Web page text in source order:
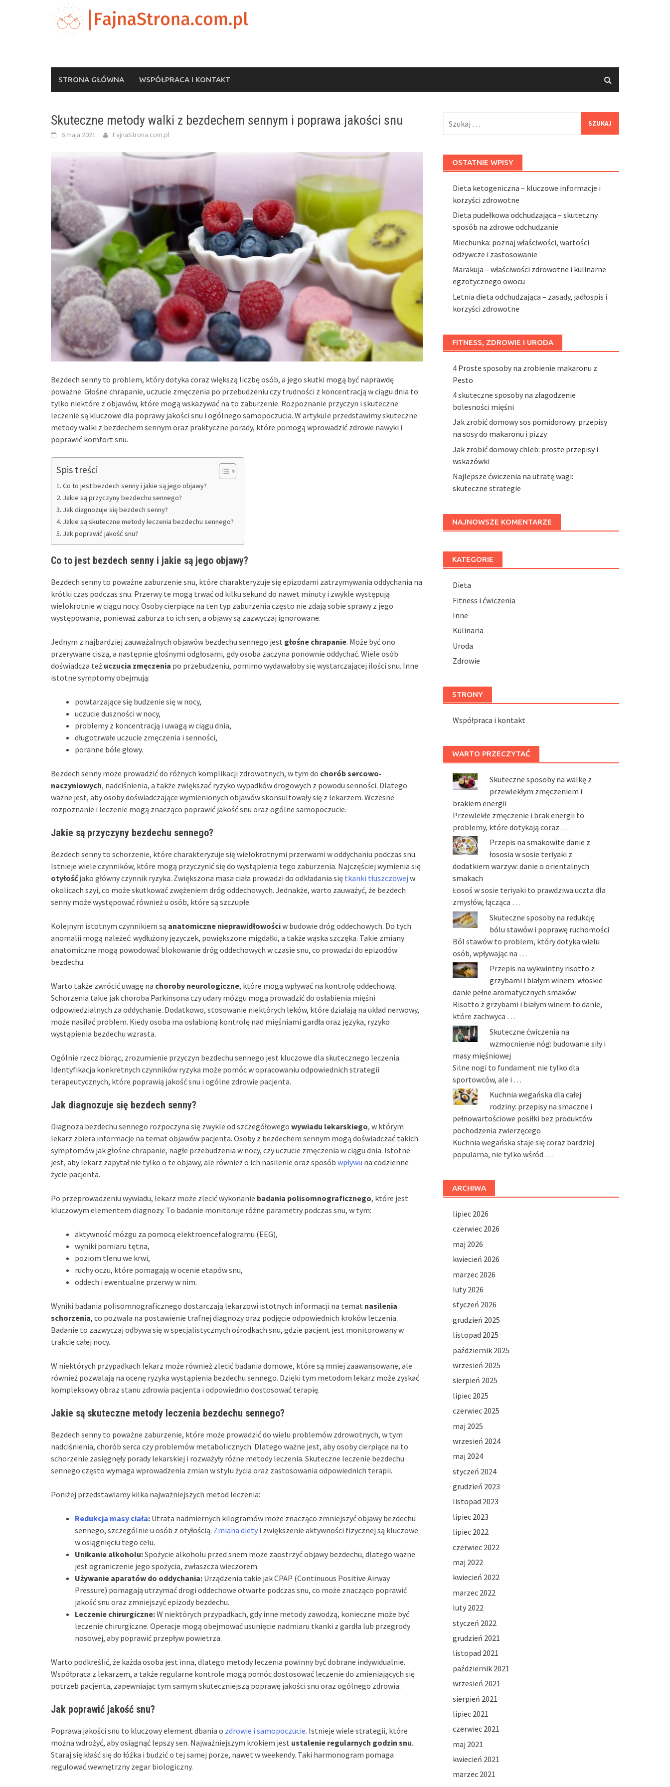
STRONA GŁÓWNA WSPÓŁPRACA I KONTAKT
Skuteczne metody walki z bezdechem sennym i poprawa jakości snu
6 maja 2021 FajnaStrona.com.pl
Bezdech senny to problem, który dotyka coraz większą liczbę osób, a jego skutki mogą być naprawdę
poważne. Głośne chrapanie, uczucie zmęczenia po przebudzeniu czy trudności z koncentracją w ciągu dnia to
tylko niektóre z objawów, które mogą wskazywać na to zaburzenie. Rozpoznanie przyczyn i skuteczne
leczenie są kluczowe dla poprawy jakości snu i ogólnego samopoczucia. W artykule przedstawimy skuteczne
metody walki z bezdechem sennym oraz praktyczne porady, które pomogą wprowadzić zdrowe nawyki i
poprawić komfort snu.
Spis treści
Co to jest bezdech senny i jakie są jego objawy?
Jakie są przyczyny bezdechu sennego?
Jak diagnozuje się bezdech senny?
Jakie są skuteczne metody leczenia bezdechu sennego?
Jak poprawić jakość snu?
Co to jest bezdech senny i jakie są jego objawy?
Bezdech senny to poważne zaburzenie snu, które charakteryzuje się epizodami zatrzymywania oddychania na
krótki czas podczas snu. Przerwy te mogą trwać od kilku sekund do nawet minuty i zwykle występują
wielokrotnie w ciągu nocy. Osoby cierpiące na ten typ zaburzenia często nie zdają sobie sprawy z jego
występowania, ponieważ zaburza to ich sen, a objawy są zazwyczaj ignorowane.
Jednym z najbardziej zauważalnych objawów bezdechu sennego jest głośne chrapanie. Może być ono
przerywane ciszą, a następnie głośnymi odgłosami, gdy osoba zaczyna ponownie oddychać. Wiele osób
doświadcza też uczucia zmęczenia po przebudzeniu, pomimo wydawałoby się wystarczającej ilości snu. Inne
istotne symptomy obejmują:
powtarzające się budzenie się w nocy,
uczucie duszności w nocy,
problemy z koncentracją i uwagą w ciągu dnia,
długotrwałe uczucie zmęczenia i senności,
poranne bóle głowy.
Bezdech senny może prowadzić do różnych komplikacji zdrowotnych, w tym do chorób sercowo-
naczyniowych, nadciśnienia, a także zwiększać ryzyko wypadków drogowych z powodu senności. Dlatego
ważne jest, aby osoby doświadczające wymienionych objawów skonsultowały się z lekarzem. Wczesne
rozpoznanie i leczenie mogą znacząco poprawić jakość snu oraz ogólne samopoczucie.
Jakie są przyczyny bezdechu sennego?
Bezdech senny to schorzenie, które charakteryzuje się wielokrotnymi przerwami w oddychaniu podczas snu.
Istnieje wiele czynników, które mogą przyczynić się do wystąpienia tego zaburzenia. Najczęściej wymienia się
otyłośćjako główny czynnik ryzyka. Zwiększona masa ciała prowadzi do odkładania się tkanki tłuszczowej w
okolicach szyi, co może skutkować zwężeniem dróg oddechowych. Jednakże, warto zauważyć, że bezdech
senny może występować również u osób, które są szczupłe.
Kolejnym istotnym czynnikiem są anatomiczne nieprawidłowościw budowie dróg oddechowych. Do tych
anomalii mogą należeć: wydłużony języczek, powiększone migdałki, a także wąska szczęka. Takie zmiany
anatomiczne mogą powodować blokowanie dróg oddechowych w czasie snu, co prowadzi do epizodów
bezdechu.
Warto także zwrócić uwagę na choroby neurologiczne, które mogą wpływać na kontrolę oddechową.
Schorzenia takie jak choroba Parkinsona czy udary mózgu mogą prowadzić do osłabienia mięśni
odpowiedzialnych za oddychanie. Dodatkowo, stosowanie niektórych leków, które działają na układ nerwowy,
może nasilać problem. Kiedy osoba ma osłabioną kontrolę nad mięśniami gardła oraz języka, ryzyko
wystąpienia bezdechu wzrasta.
Ogólnie rzecz biorąc, zrozumienie przyczyn bezdechu sennego jest kluczowe dla skutecznego leczenia.
Identyfikacja konkretnych czynników ryzyka może pomóc w opracowaniu odpowiednich strategii
terapeutycznych, które poprawią jakość snu i ogólne zdrowie pacjenta.
Jak diagnozuje się bezdech senny?
Diagnoza bezdechu sennego rozpoczyna się zwykle od szczegółowego wywiadu lekarskiego, w którym
lekarz zbiera informacje na temat objawów pacjenta. Osoby z bezdechem sennym mogą doświadczać takich
symptomów jak głośne chrapanie, nagłe przebudzenia w nocy, czy uczucie zmęczenia w ciągu dnia. Istotne
jest, aby lekarz zapytał nie tylko o te objawy, ale również o ich nasilenie oraz sposób wpływu na codzienne
życie pacjenta.
Po przeprowadzeniu wywiadu, lekarz może zlecić wykonanie badania polisomnograficznego, które jest
kluczowym elementem diagnozy. To badanie monitoruje różne parametry podczas snu, w tym:
aktywność mózgu za pomocą elektroencefalogramu (EEG),
wyniki pomiaru tętna,
poziom tlenu we krwi,
ruchy oczu, które pomagają w ocenie etapów snu,
oddech i ewentualne przerwy w nim.
Wyniki badania polisomnograficznego dostarczają lekarzowi istotnych informacji na temat nasilenia
schorzenia, co pozwala na postawienie trafnej diagnozy oraz podjęcie odpowiednich kroków leczenia.
Badanie to zazwyczaj odbywa się w specjalistycznych ośrodkach snu, gdzie pacjent jest monitorowany w
trakcie całej nocy.
W niektórych przypadkach lekarz może również zlecić badania domowe, które są mniej zaawansowane, ale
również pozwalają na ocenę ryzyka wystąpienia bezdechu sennego. Dzięki tym metodom lekarz może zyskać
kompleksowy obraz stanu zdrowia pacjenta i odpowiednio dostosować terapię.
Jakie są skuteczne metody leczenia bezdechu sennego?
Bezdech senny to poważne zaburzenie, które może prowadzić do wielu problemów zdrowotnych, w tym
nadciśnienia, chorób serca czy problemów metabolicznych. Dlatego ważne jest, aby osoby cierpiące na to
schorzenie zasięgnęły porady lekarskiej i rozważyły różne metody leczenia. Skuteczne leczenie bezdechu
sennego często wymaga wprowadzenia zmian w stylu życia oraz zastosowania odpowiednich terapii.
Poniżej przedstawiamy kilka najważniejszych metod leczenia:
Redukcja masy ciała: Utrata nadmiernych kilogramów może znacząco zmniejszyć objawy bezdechu
sennego, szczególnie u osób z otyłością. Zmiana diety i zwiększenie aktywności fizycznej są kluczowe
w osiągnięciu tego celu.
Unikanie alkoholu:Spożycie alkoholu przed snem może zaostrzyć objawy bezdechu, dlatego ważne
jest ograniczenie jego spożycia, zwłaszcza wieczorem.
Używanie aparatów do oddychania: Urządzenia takie jak CPAP (Continuous Positive Airway
Pressure) pomagają utrzymać drogi oddechowe otwarte podczas snu, co może znacząco poprawić
jakość snu oraz zmniejszyć epizody bezdechu.
Leczenie chirurgiczne:W niektórych przypadkach, gdy inne metody zawodzą, konieczne może być
leczenie chirurgiczne. Operacje mogą obejmować usunięcie nadmiaru tkanki z gardła lub przegrody
nosowej, aby poprawić przepływ powietrza.
Warto podkreślić, że każda osoba jest inna, dlatego metody leczenia powinny być dobrane indywidualnie.
Współpraca z lekarzem, a także regularne kontrole mogą pomóc dostosować leczenie do zmieniających się
potrzeb pacjenta, zapewniając tym samym skuteczniejszą poprawę jakości snu oraz ogólnego zdrowia.
Jak poprawić jakość snu?
Poprawa jakości snu to kluczowy element dbania o zdrowie i samopoczucie. Istnieje wiele strategii, które
można wdrożyć, aby osiągnąć lepszy sen. Najważniejszym krokiem jest ustalenie regularnych godzin snu.
Staraj się kłaść się do łóżka i budzić o tej samej porze, nawet w weekendy. Taki harmonogram pomaga
regulować wewnętrzny zegar biologiczny.
OSTATNIE WPISY
Dieta ketogeniczna – kluczowe informacje i
korzyści zdrowotne
Dieta pudełkowa odchudzająca – skuteczny
sposób na zdrowe odchudzanie
Miechunka: poznaj właściwości, wartości
odżywcze i zastosowanie
Marakuja – właściwości zdrowotne i kulinarne
egzotycznego owocu
Letnia dieta odchudzająca – zasady, jadłospis i
korzyści zdrowotne
FITNESS, ZDROWIE I URODA
4 Proste sposoby na zrobienie makaronu z
Pesto
4 skuteczne sposoby na złagodzenie
bolesności mięśni
Jak zrobić domowy sos pomidorowy: przepisy
na sosy do makaronu i pizzy
Jak zrobić domowy chleb: proste przepisy i
wskazówki
Najlepsze ćwiczenia na utratę wagi:
skuteczne strategie
NAJNOWSZE KOMENTARZE
KATEGORIE
Dieta
Fitness i ćwiczenia
Inne
Kulinaria
Uroda
Zdrowie
STRONY
Współpraca i kontakt
WARTO PRZECZYTAĆ
Skuteczne sposoby na walkę z
przewlekłym zmęczeniem i
brakiem energii
Przewlekłe zmęczenie i brak energii to
problemy, które dotykają coraz …
Przepis na smakowite danie z
łososia w sosie teriyaki z
dodatkiem warzyw: danie o orientalnych
smakach
Łosoś w sosie teriyaki to prawdziwa uczta dla
zmysłów, łącząca …
Skuteczne sposoby na redukcję
bólu stawów i poprawę ruchomości
Ból stawów to problem, który dotyka wielu
osób, wpływając na …
Przepis na wykwintny risotto z
grzybami i białym winem: włoskie
danie pełne aromatycznych smaków
Risotto z grzybami i białym winem to danie,
które zachwyca …
Skuteczne ćwiczenia na
wzmocnienie nóg: budowanie siły i
masy mięśniowej
Silne nogi to fundament nie tylko dla
sportowców, ale i …
Kuchnia wegańska dla całej
rodziny: przepisy na smaczne i
pełnowartościowe posiłki bez produktów
pochodzenia zwierzęcego
Kuchnia wegańska staje się coraz bardziej
popularna, nie tylko wśród …
ARCHIWA
lipiec 2026
czerwiec 2026
maj 2026
kwiecień 2026
marzec 2026
luty 2026
styczeń 2026
grudzień 2025
listopad 2025
październik 2025
wrzesień 2025
sierpień 2025
lipiec 2025
czerwiec 2025
maj 2025
wrzesień 2024
maj 2024
styczeń 2024
grudzień 2023
listopad 2023
lipiec 2023
lipiec 2022
czerwiec 2022
maj 2022
kwiecień 2022
marzec 2022
luty 2022
styczeń 2022
grudzień 2021
listopad 2021
październik 2021
wrzesień 2021
sierpień 2021
lipiec 2021
czerwiec 2021
maj 2021
kwiecień 2021
marzec 2021